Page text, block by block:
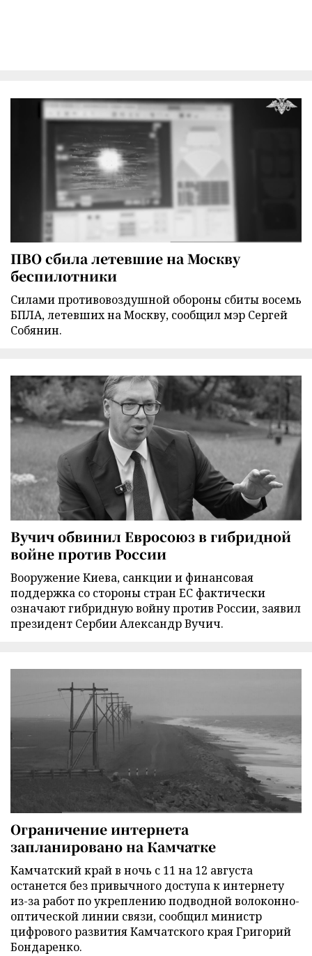
ПВО сбила летевшие на Москву
беспилотники
Силами противовоздушной обороны сбиты восемь
БПЛА, летевших на Москву, сообщил мэр Сергей
Собянин.
Вучич обвинил Евросоюз в гибридной
войне против России
Вооружение Киева, санкции и финансовая
поддержка со стороны стран ЕС фактически
означают гибридную войну против России, заявил
президент Сербии Александр Вучич.
Ограничение интернета
запланировано на Камчатке
Камчатский край в ночь с 11 на 12 августа
останется без привычного доступа к интернету
из-за работ по укреплению подводной волоконно-
оптической линии связи, сообщил министр
цифрового развития Камчатского края Григорий
Бондаренко.